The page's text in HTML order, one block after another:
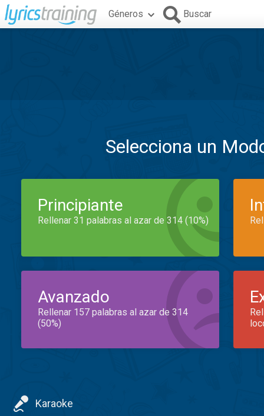
Géneros Buscar
Selecciona un
Principiante
Rellenar 31 palabras al azar de 314 (10%)
Avanzado
Rellenar 157 palabras al azar de 314
(50%)
Karaoke